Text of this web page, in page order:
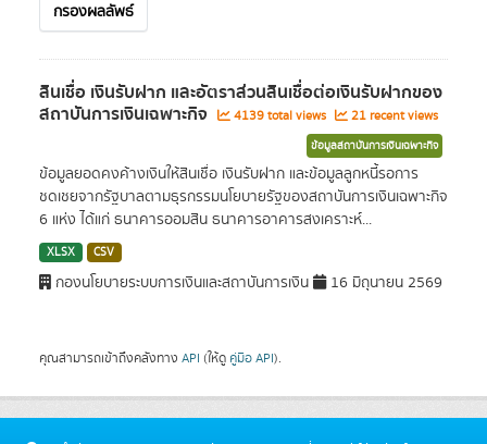
กรองผลลัพธ์
สินเชื่อ เงินรับฝาก และอัตราส่วนสินเชื่อต่อเงินรับฝากของ
สถาบันการเงินเฉพาะกิจ 4139 total views 21 recent views
ข้อมูลสถาบันการเงินเฉพาะกิจ
ข้อมูลยอดคงค้างเงินให้สินเชื่อ เงินรับฝาก และข้อมูลลูกหนี้รอการ
ชดเชยจากรัฐบาลตามธุรกรรมนโยบายรัฐของสถาบันการเงินเฉพาะกิจ
6 แห่ง ได้แก่ ธนาคารออมสิน ธนาคารอาคารสงเคราะห์...
XLSX CSV
กองนโยบายระบบการเงินและสถาบันการเงิน 16 มิถุนายน 2569
คุณสามารถเข้าถึงคลังทาง API (ให้ดู คู่มือ API).